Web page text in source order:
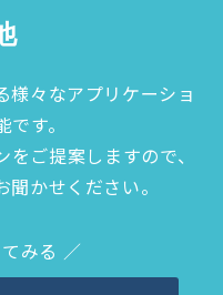
様々なアプリケーショ
す。
ご提案しますので、
かせください。
みる ／